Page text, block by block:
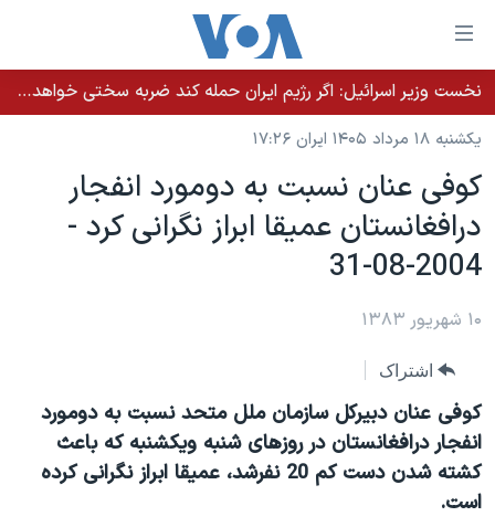
لینکهای
قابل
دسترسی
جهش
محتوای
اصلی
جهش
صفحه
جهش
به
جستجو
خانه
نسخه سبک وب‌سایت
موضوع ها
ایران
آمریکا
جهان
ویژه برنامه‌ها
ویدیوها
برنامه های تلویزیونی
جدول برنامه ها
صفحه‌های ویژه
۲۵۰سالگی آمریکا
بایگانی برنامه‌های تلویزیونی
فرکانس‌های صدای آمریکا
پخش رادیویی
یادگیری زبان انگلیسی
دنبال کنید
نخست وزیر اسرائيل: اگر رژیم ایران حمله کند ضربه سختی خواهد خورد
یکشنبه ۱۸ مرداد ۱۴۰۵ ایران ۱۷:۲۶
کوفی عنان نسبت به دومورد انفجار
درافغانستان عميقا ابراز نگرانی کرد -
2004-08-31
۱۰ شهریور ۱۳۸۳
اشتراک
کوفی عنان دبيرکل سازمان ملل متحد نسبت به دومورد
انفجار درافغانستان در روزهای شنبه ويکشنبه که باعث
کشته شدن دست کم 20 نفرشد، عميقا ابراز نگرانی کرده
است.